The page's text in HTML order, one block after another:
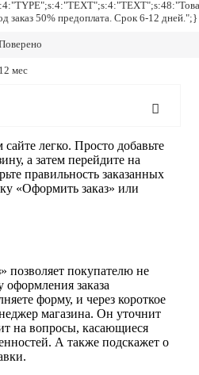
заказ 50% предоплата. Срок 6-12 дней.";}
12 мес
легко. Просто добавьте
а затем перейдите на
правильность заказанных
«Оформить заказ» или
позволяет покупателю не
заказа
форму, и через короткое
магазина. Он уточнит
на вопросы, касающиеся
А также подскажет о